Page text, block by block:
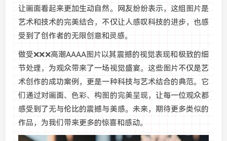
让画面看起来更加生动自然。网友纷纷表示，这组图片是
艺术和技术的完美结合，不仅让人感叹科技的进步，也感
受到了创作者的无限创意和灵感。
做受❌❌❌高潮AAAA图片以其震撼的视觉表现和极致的细
节处理，为观众带来了一场视觉盛宴。这些图片不仅是艺
术创作的成功案例，更是一种科技与艺术结合的典范。它
们通过对画面、色彩、构图的完美呈现，让每一位观众都
感受到了无与伦比的震撼与美感。未来，期待更多类似的
作品，为我们带来更多的惊喜和感动。